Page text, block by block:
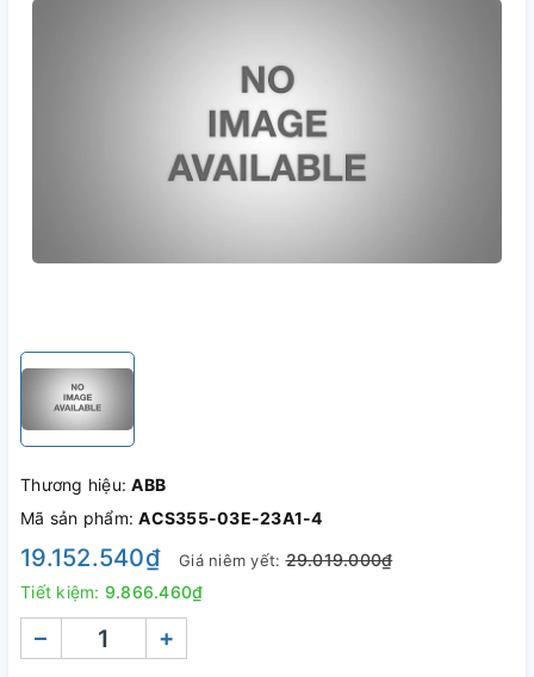
Thương hiệu:ABB
Mã sản phẩm:ACS355-03E-23A1-4
19.152.540₫ Giá niêm yết:29.019.000₫
Tiết kiệm: 9.866.460₫
– +